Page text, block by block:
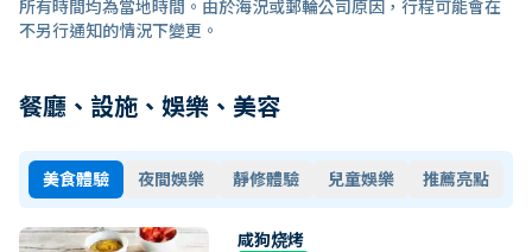
所有時間均為當地時間。由於海況或郵輪公司原因，行程可能會在
不另行通知的情況下變更。
餐廳、設施、娛樂、美容
美食體驗 夜間娛樂 靜修體驗 兒童娛樂 推薦亮點
咸狗烧烤